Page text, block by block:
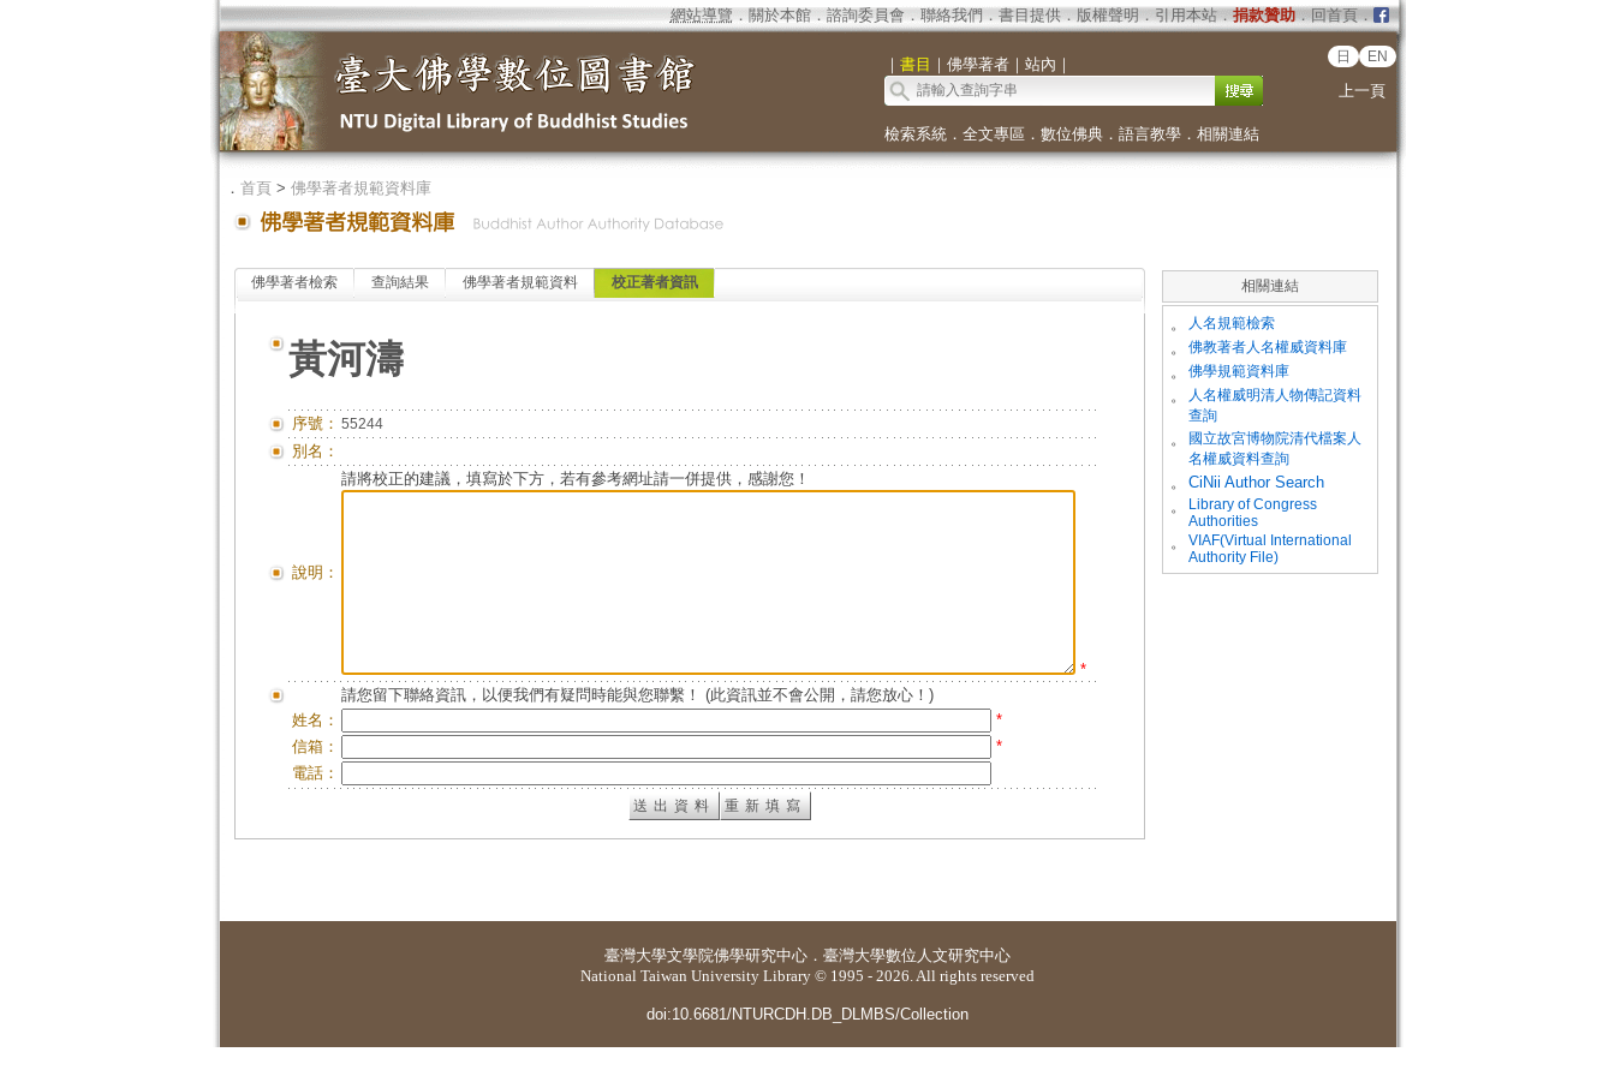
網站導覽 ． 關於本館． 諮詢委員會． 聯絡我們 ． 書目提供． 版權聲明 ． 引用本站． 捐款贊助．回首頁．
｜ 書目 ｜ 佛學著者｜ 站內 ｜ 日 EN
上一頁
檢索系統． 全文專區 ． 數位佛典． 語言教學． 相關連結
． 首頁> 佛學著者規範資料庫
佛學著者檢索 查詢結果 佛學著者規範資料 校正著者資訊
黃河濤
序號： 55244
別名：
說明：
請將校正的建議，填寫於下方，若有參考網址請一併提供，感謝您！
*
請您留下聯絡資訊，以便我們有疑問時能與您聯繫！ (此資訊並不會公開，請您放心！)
姓名：
*
信箱：
*
電話：
相關連結
。 人名規範檢索
。 佛教著者人名權威資料庫
。 佛學規範資料庫
。
人名權威明清人物傳記資料
查詢
。
國立故宮博物院清代檔案人
名權威資料查詢
。
CiNii Author Search
。
Library of Congress
Authorities
。
VIAF(Virtual International
Authority File)
臺灣大學文學院佛學研究中心 ． 臺灣大學數位人文研究中心
National Taiwan University Library © 1995 - 2026. All rights reserved
doi:10.6681/NTURCDH.DB_DLMBS/Collection